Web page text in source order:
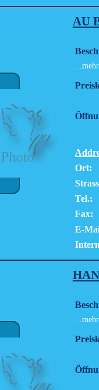
AU
...mehr
Ort:
Tel.:
Fax:
E-
...mehr